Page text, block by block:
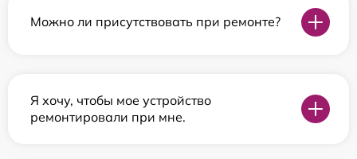
Можно ли присутствовать при ремонте?
Я хочу, чтобы мое устройство
ремонтировали при мне.